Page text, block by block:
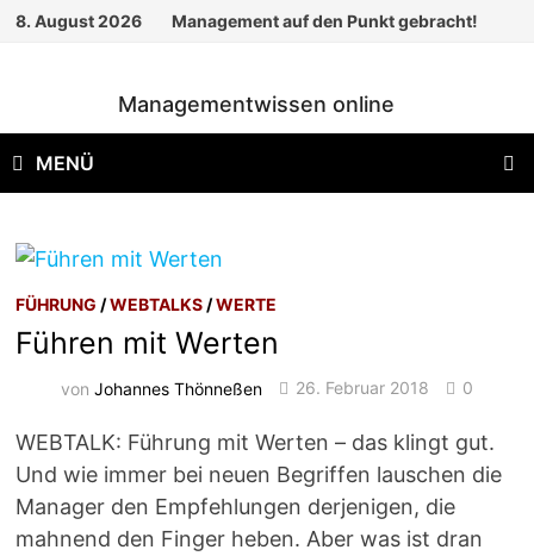
Zum
8. August 2026 Management auf den Punkt gebracht!
Managementwissen online
MENÜ
FÜHRUNG /WEBTALKS /WERTE
Führen mit Werten
vonJohannes Thönneßen 26. Februar 2018 0
WEBTALK: Führung mit Werten – das klingt gut.
Und wie immer bei neuen Begriffen lauschen die
Manager den Empfehlungen derjenigen, die
mahnend den Finger heben. Aber was ist dran